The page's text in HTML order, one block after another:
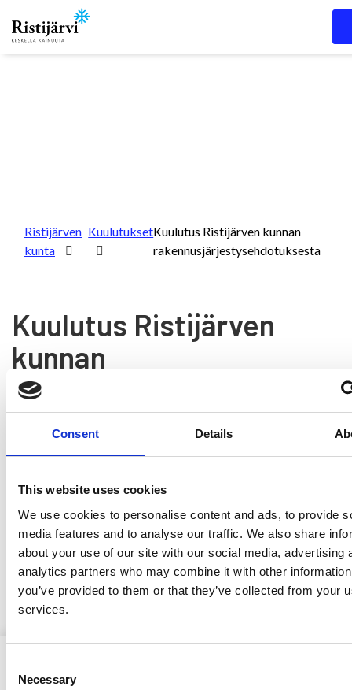
Consent Details
This website uses cookies
We use cookies to personalise content and ads, to provide
media features and to analyse our traffic. We also share
about your use of our site with our social media, advertising
analytics partners who may combine it with other
you’ve provided to them or that they’ve collected from your
services.
Selection
Necessary
Ristijärven
kunta
KuulutuksetKuulutus Ristijärven kunnan
rakennusjärjestysehdotuksesta
Kuulutus Ristijärven
kunnan
Ristijärven kunnan lupa- ja valvontalautakunta hyväksyi
uudistamista koskevan rakennusjärjestysehdotuksen ja
päätti asettaa sen nähtäville.
Kuulutus
Rakennusjärjestysehdotus